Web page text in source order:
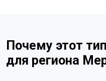
Почему этот
для региона